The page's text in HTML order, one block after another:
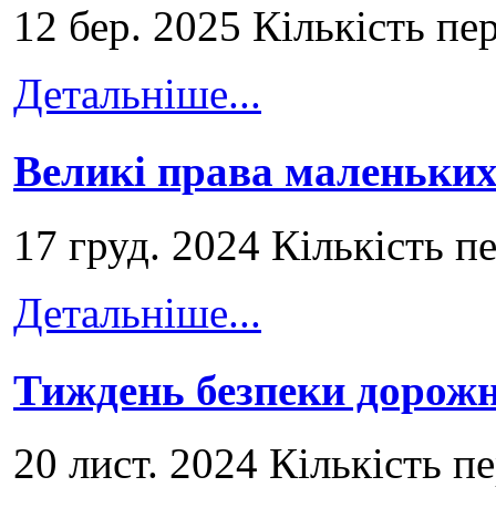
12 бер. 2025 Кількість
Детальніше...
Великі права маленьких
17 груд. 2024 Кількість
Детальніше...
Тиждень безпеки
20 лист. 2024 Кількість